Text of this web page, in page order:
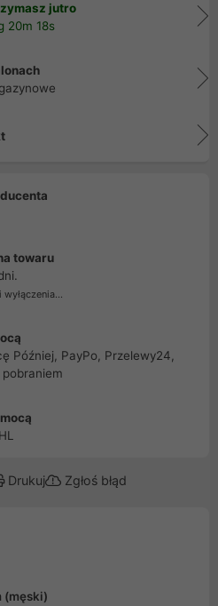
jutro
20m 17s
towaru
Później, PayPo, Przelewy24,
Drukuj Zgłoś błąd
(męski)